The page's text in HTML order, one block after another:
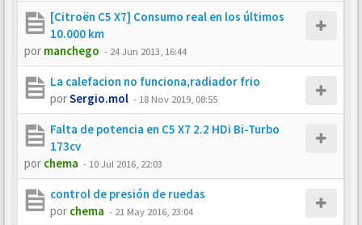
[Citroën C5 X7] Consumo real en los últimos
10.000 km
por manchego - 24 Jun 2013, 16:44
La calefacion no funciona,radiador frio
porSergio.mol - 18 Nov 2019, 08:55
Falta de potencia en C5 X7 2.2 HDi Bi-Turbo
173cv
por chema - 10 Jul 2016, 22:03
control de presión de ruedas
por chema - 21 May 2016, 23:04